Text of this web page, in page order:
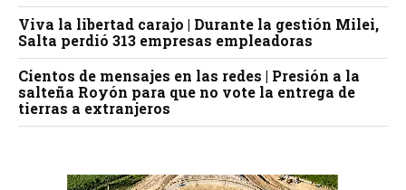
Viva la libertad carajo | Durante la gestión Milei,
Salta perdió 313 empresas empleadoras
Cientos de mensajes en las redes | Presión a la
salteña Royón para que no vote la entrega de
tierras a extranjeros